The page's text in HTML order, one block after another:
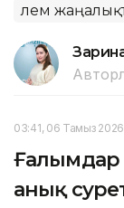
Әлем
03:41, 06 Тамыз 2026
Ғалымдар
анық